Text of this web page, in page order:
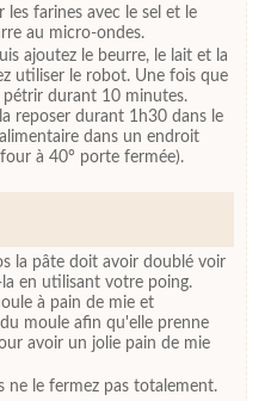
les farines avec le sel et le
au micro-ondes.
ajoutez le beurre, le lait et la
utiliser le robot. Une fois que
pétrir durant 10 minutes.
reposer durant 1h30 dans le
dans un endroit
à 40° porte fermée).
la pâte doit avoir doublé voir
en utilisant votre poing.
à pain de mie et
moule afin qu'elle prenne
avoir un jolie pain de mie
ne le fermez pas totalement.